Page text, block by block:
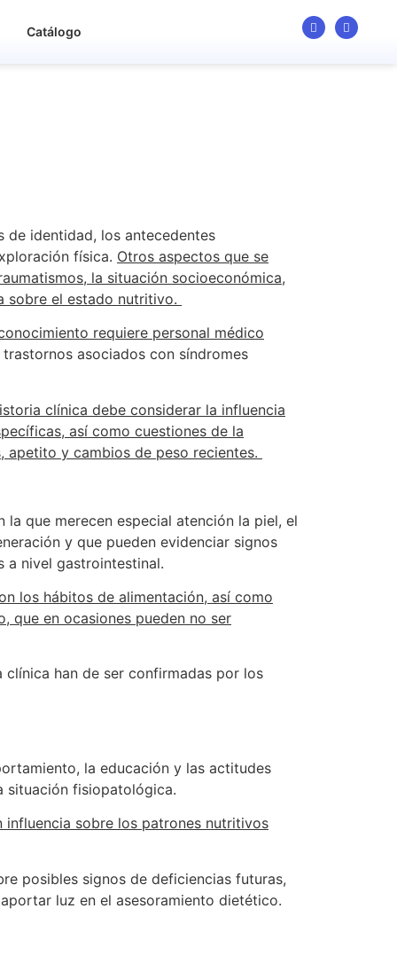
Catálogo
de identidad, los antecedentes
física. Otros aspectos que se
la situación socioeconómica,
sobre el estado nutritivo.
requiere personal médico
asociados con síndromes
clínica debe considerar la influencia
así como cuestiones de la
apetito y cambios de peso recientes.
que merecen especial atención la piel, el
y que pueden evidenciar signos
a nivel gastrointestinal.
los hábitos de alimentación, así como
que en ocasiones pueden no ser
han de ser confirmadas por los
la educación y las actitudes
situación fisiopatológica.
sobre los patrones nutritivos
posibles signos de deficiencias futuras,
luz en el asesoramiento dietético.